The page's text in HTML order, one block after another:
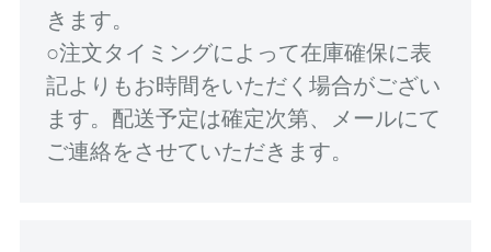
きます。
○注文タイミングによって在庫確保に表
記よりもお時間をいただく場合がござい
ます。配送予定は確定次第、メールにて
ご連絡をさせていただきます。